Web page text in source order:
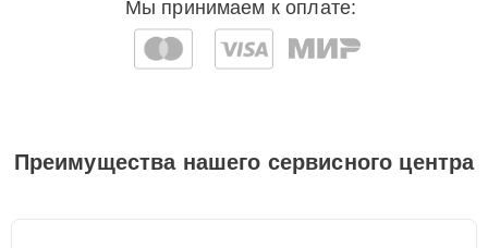
Мы принимаем к оплате:
Преимущества нашего сервисного центра